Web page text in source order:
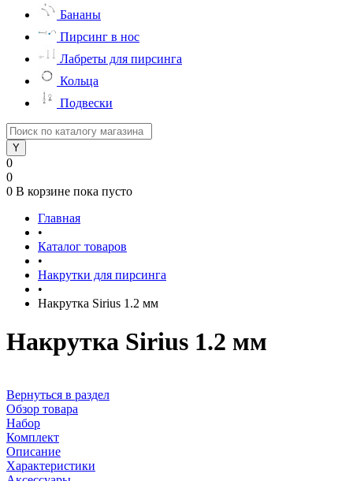
Бананы
Пирсинг в нос
Лабреты для пирсинга
Кольца
Подвески
0
0
0 В корзине пока пусто
Главная
•
Каталог товаров
•
Накрутки для пирсинга
•
Накрутка Sirius 1.2 мм
Накрутка Sirius 1.2 мм
Вернуться в раздел
Обзор товара
Набор
Комплект
Описание
Характеристики